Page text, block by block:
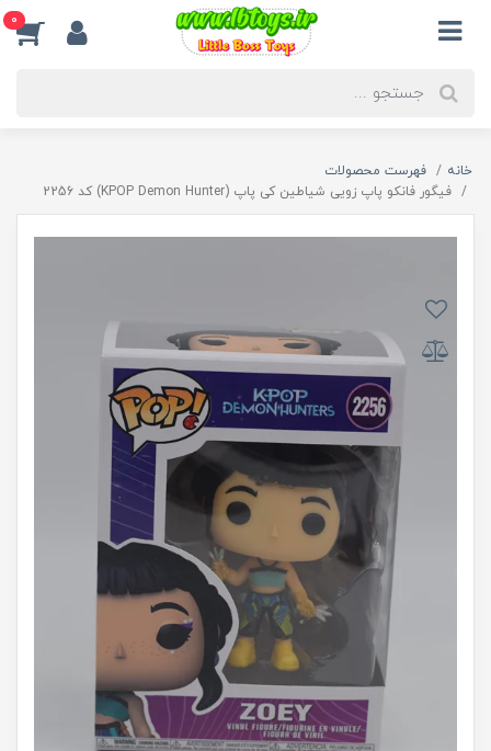
0
خانه
فهرست محصولات
فیگور فانکو پاپ زویی شیاطین کی پاپ (KPOP Demon Hunter) کد 2256